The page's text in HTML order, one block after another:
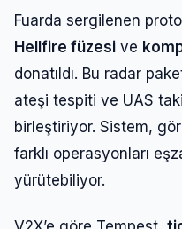
Fuarda sergilenen
Hellfire füzesi ve
donatıldı. Bu radar
ateşi tespiti ve UAS
birleştiriyor. Sistem,
farklı operasyonları
yürütebiliyor.